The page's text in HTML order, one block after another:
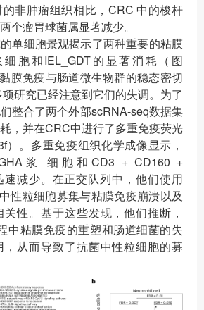
非肿瘤组织相比，CRC 中的梭杆
个瘤胃球菌属显著减少。
单细胞景观揭示了两种重要的粘膜
胞和IEL_GDT的显著消耗（图
膜免疫与肠道微生物群的稳态密切
研究已经注意到它们的失调。为了
整合了两个外部scRNA-seq数据集
，并在CRC中进行了多重免疫荧光
）。多重免疫组织化学成像显示，
浆 细胞和CD3 + CD160 +
速减少。在正交队列中，他们使用
性粒细胞募集与粘膜免疫崩溃以及
性。基于这些发现，他们推断，
中粘膜免疫的重塑和肠道细菌的失
从而导致了抗菌中性粒细胞的募